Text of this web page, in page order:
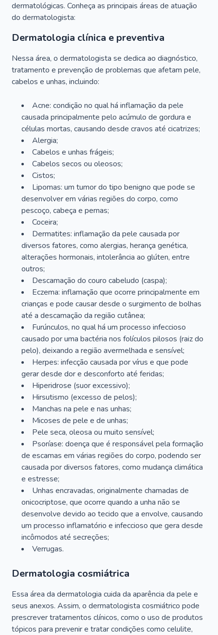
dermatológicas. Conheça as principais áreas de atuação
do dermatologista:
Dermatologia clínica e preventiva
Nessa área, o dermatologista se dedica ao diagnóstico,
tratamento e prevenção de problemas que afetam pele,
cabelos e unhas, incluindo:
Acne: condição no qual há inflamação da pele
causada principalmente pelo acúmulo de gordura e
células mortas, causando desde cravos até cicatrizes;
Alergia;
Cabelos e unhas frágeis;
Cabelos secos ou oleosos;
Cistos;
Lipomas: um tumor do tipo benigno que pode se
desenvolver em várias regiões do corpo, como
pescoço, cabeça e pernas;
Coceira;
Dermatites: inflamação da pele causada por
diversos fatores, como alergias, herança genética,
alterações hormonais, intolerância ao glúten, entre
outros;
Descamação do couro cabeludo (caspa);
Eczema: inflamação que ocorre principalmente em
crianças e pode causar desde o surgimento de bolhas
até a descamação da região cutânea;
Furúnculos, no qual há um processo infeccioso
causado por uma bactéria nos folículos pilosos (raiz do
pelo), deixando a região avermelhada e sensível;
Herpes: infecção causada por vírus e que pode
gerar desde dor e desconforto até feridas;
Hiperidrose (suor excessivo);
Hirsutismo (excesso de pelos);
Manchas na pele e nas unhas;
Micoses de pele e de unhas;
Pele seca, oleosa ou muito sensível;
Psoríase: doença que é responsável pela formação
de escamas em várias regiões do corpo, podendo ser
causada por diversos fatores, como mudança climática
e estresse;
Unhas encravadas, originalmente chamadas de
onicocriptose, que ocorre quando a unha não se
desenvolve devido ao tecido que a envolve, causando
um processo inflamatório e infeccioso que gera desde
incômodos até secreções;
Verrugas.
Dermatologia cosmiátrica
Essa área da dermatologia cuida da aparência da pele e
seus anexos. Assim, o dermatologista cosmiátrico pode
prescrever tratamentos clínicos, como o uso de produtos
tópicos para prevenir e tratar condições como celulite,